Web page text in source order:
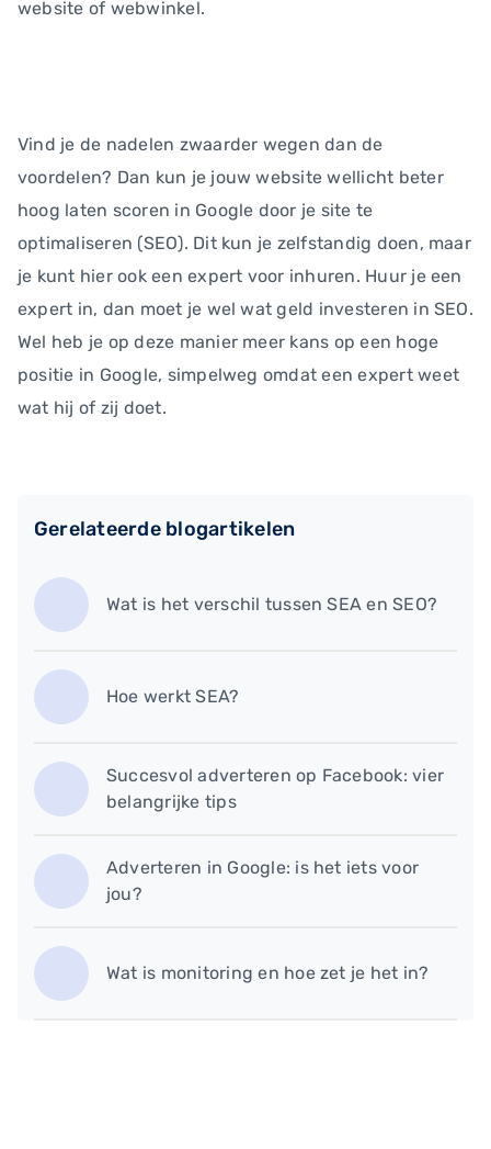
website of webwinkel.
Vind je de nadelen zwaarder wegen dan de
voordelen? Dan kun je jouw website wellicht beter
hoog laten scoren in Google door je site te
optimaliseren (SEO). Dit kun je zelfstandig doen, maar
je kunt hier ook een expert voor inhuren. Huur je een
expert in, dan moet je wel wat geld investeren in SEO.
Wel heb je op deze manier meer kans op een hoge
positie in Google, simpelweg omdat een expert weet
wat hij of zij doet.
Gerelateerde blogartikelen
Wat is het verschil tussen SEA en SEO?
Hoe werkt SEA?
Succesvol adverteren op Facebook: vier
belangrijke tips
Adverteren in Google: is het iets voor
jou?
Wat is monitoring en hoe zet je het in?